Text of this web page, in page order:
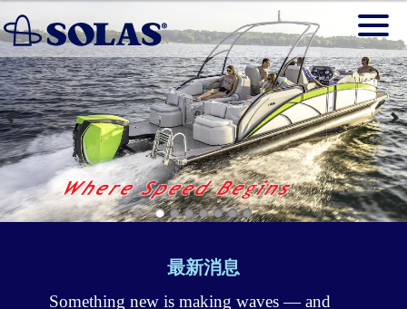
最新消息
Something new is making waves — and